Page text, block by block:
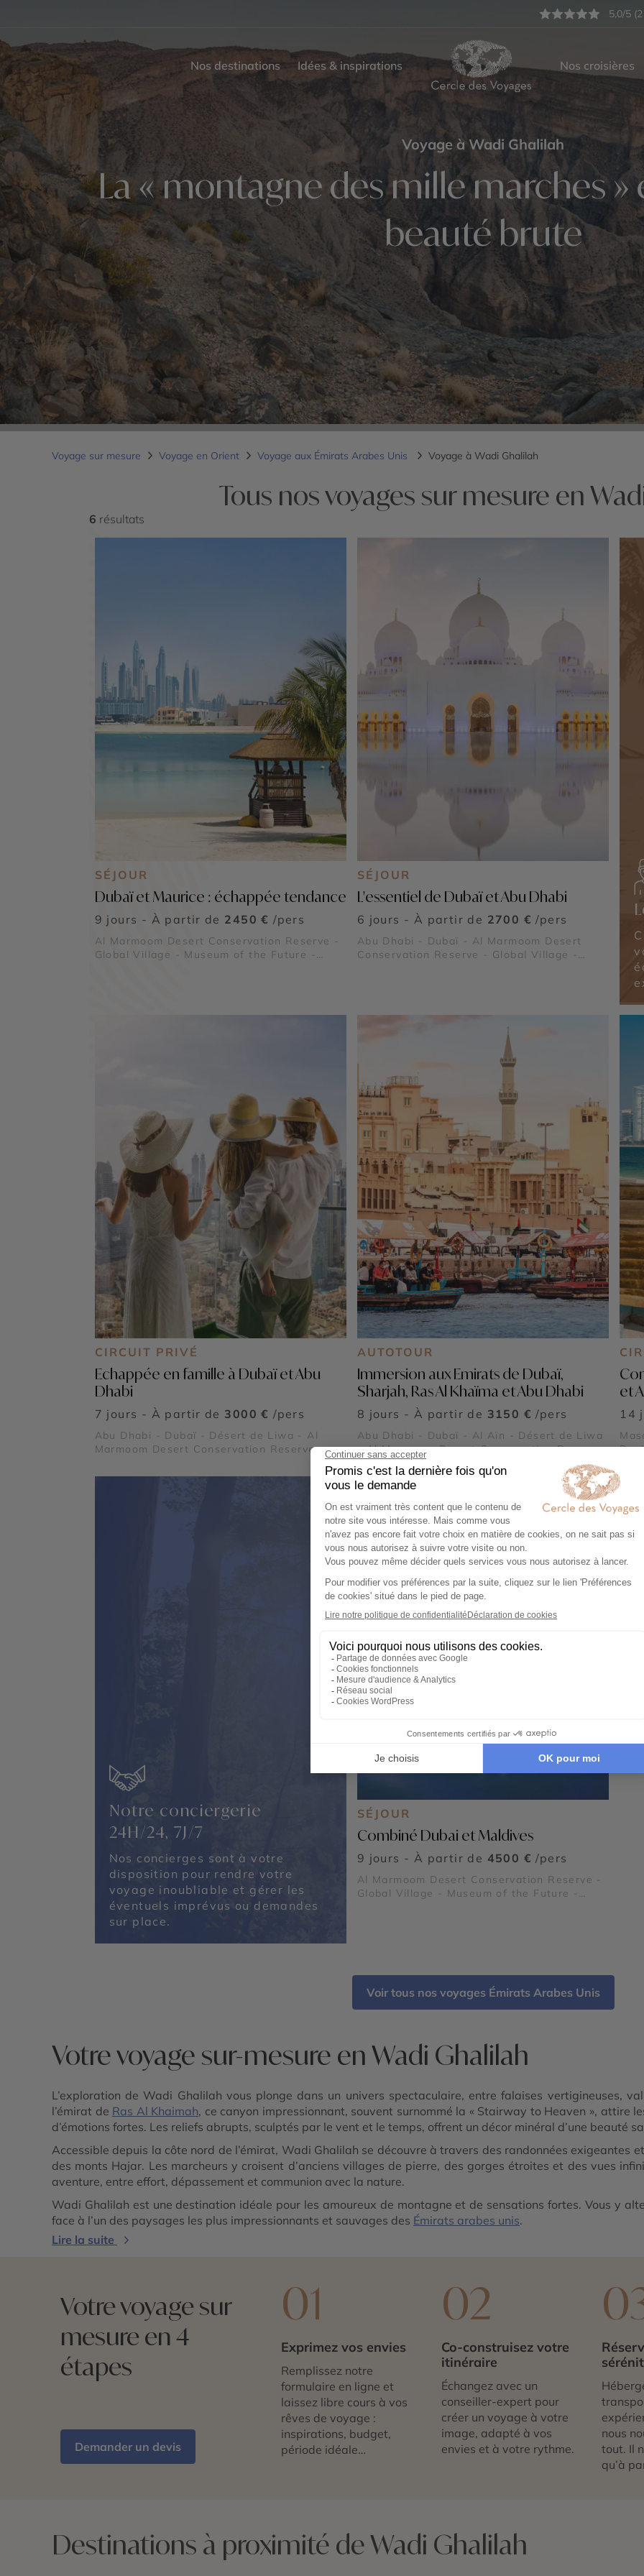
5,0/5
Nos destinations Idées & inspirations Nos croisières
Voyage à Wadi Ghalilah
La « montagne des mille marches
beauté brute
Voyage sur mesure Voyage en Orient Voyage aux Émirats Arabes Unis Voyage à Wadi Ghalilah
Tous nos voyages sur mesure en
6 résultats
SÉJOUR
Dubaï et Maurice : échappée tendance
9 jours - À partir de 2450 € /pers
Al Marmoom Desert Conservation Reserve -
Global Village - Museum of the Future -
SÉJOUR
L'essentiel de Dubaï et Abu Dhabi
6 jours - À partir de 2700 € /pers
Abu Dhabi - Dubaï - Al Marmoom Desert
Conservation Reserve - Global Village -
Wadi Ghalilah - Al Zorah Nature Reserve -
Mleiha Archaeological Centre - Sir Bani Yas
Island - Qasr Al Watan - Qasr Al Hosn -
Mosquée Sheikh Zayed - Masdar City -
Mangrove National Park - Forts de Al Aïn -
Emirates Palace Mandarin Oriental - Al Ain
Oasis - Saadiyat Island
CIRCUIT PRIVÉ
Echappée en famille à Dubaï et Abu
Dhabi
7 jours - À partir de 3000 € /pers
Abu Dhabi - Dubaï - Désert de Liwa - Al
Marmoom Desert Conservation Reserve -
Dubaï Marina - Burj Al Arab - Madinat
Garden - The Frame - Palm Jumeirah - Dubaï
Mall & Fontaine de Dubaï - Wadi Ghalilah -
Archaeological Centre - Jebel Jais - Sir Bani
Mangrove National Park - Forts de Al Aïn -
Emirates Palace Mandarin Oriental - Al Ain
AUTOTOUR
Immersion aux Emirats de Dubaï,
Sharjah, Ras Al Khaïma et Abu Dhabi
8 jours - À partir de 3150 € /pers
Abu Dhabi - Dubaï - Al Aïn - Désert de Liwa
- Al Marmoom Desert Conservation Reserve
- Global Village - Museum of the Future -
Dubaï Marina - Burj Al Arab - Madinat
Jumeirah - Dubai Creek & Abra ride - Al
Fahidi Historical District - Dubai Miracle
Garden - The Frame - Palm Jumeirah - Dubaï
Mall & Fontaine de Dubaï - Wadi Ghalilah -
Snoopy Island - Al Zorah Nature Reserve -
Wadi Wurayah - Mleiha Archaeological
Qasr Al Watan - Qasr Al Hosn - Mosquée
Sheikh Zayed - Masdar City - Mangrove
National Park - Forts de Al Aïn - Emirates
Saadiyat Island
et
14
Al
Notre conciergerie
24H/24, 7J/7
Nos concierges sont à votre
disposition pour rendre votre
voyage inoubliable et gérer les
éventuels imprévus ou demandes
sur place.
SÉJOUR
Combiné Dubai et Maldives
9 jours - À partir de 4500 € /pers
Al Marmoom Desert Conservation Reserve -
Global Village - Museum of the Future -
Al Zorah Nature Reserve - Mleiha
Archaeological Centre
Voir tous nos voyages Émirats Arabes Unis
Votre voyage sur-mesure en Wadi Ghalilah
L’exploration de Wadi Ghalilah vous plonge dans un univers spectaculaire, entre falaises vertigineuses,
l’émirat de Ras Al Khaimah, ce canyon impressionnant, souvent surnommé la « Stairway to Heaven », attire
d’émotions fortes. Les reliefs abrupts, sculptés par le vent et le temps, offrent un décor minéral d’une beauté
Accessible depuis la côte nord de l’émirat, Wadi Ghalilah se découvre à travers des randonnées exigeantes
des monts Hajar. Les marcheurs y croisent d’anciens villages de pierre, des gorges étroites et des vues
aventure, entre effort, dépassement et communion avec la nature.
Wadi Ghalilah est une destination idéale pour les amoureux de montagne et de sensations fortes. Vous y
face à l’un des paysages les plus impressionnants et sauvages des Émirats arabes unis.
Lire la suite
Votre voyage sur
mesure en 4
étapes
Demander un devis
01
Exprimez vos envies
Remplissez notre
formulaire en ligne et
laissez libre cours à vos
rêves de voyage :
inspirations, budget,
période idéale…
02
Co-construisez votre
itinéraire
Échangez avec un
conseiller-expert pour
créer un voyage à votre
image, adapté à vos
envies et à votre rythme.
nous
tout. Il
qu’à
Destinations à proximité de Wadi Ghalilah